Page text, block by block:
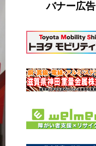
バナー広告